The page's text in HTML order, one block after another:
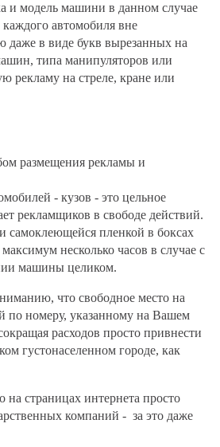
и модель машини в данном случае
автомобиля вне
даже в виде букв вырезанных на
типа манипуляторов или
рекламу на стреле, кране или
размещения рекламы и
- кузов - это цельное
рекламщиков в свободе действий.
самоклеющейся пленкой в боксах
несколько часов в случае с
машины целиком.
что свободное место на
по номеру, указанному на Вашем
расходов просто привнести
густонаселенном городе, как
страницах интернета просто
компаний - за это даже